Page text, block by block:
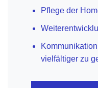
Pflege der
vielfältiger zu